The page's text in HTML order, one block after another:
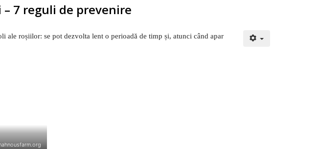
7 reguli de prevenire
ale roșiilor: se pot dezvolta lent o perioadă de timp și, atunci când apar